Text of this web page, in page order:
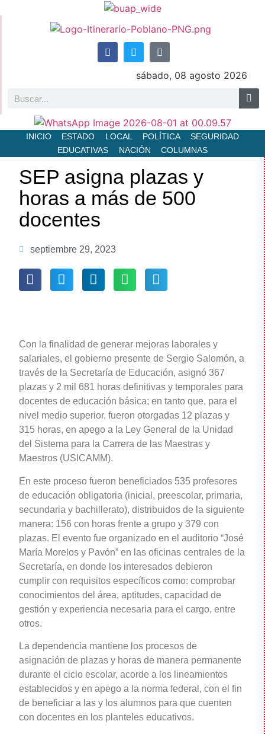
sábado, 08 agosto 2026
INICIO ESTADO LOCAL POLÍTICA
SEGURIDAD
EDUCATIVAS
NACIÓN COLUMNAS
SEP asigna plazas y
horas a más de 500
docentes
septiembre 29, 2023
Con la finalidad de generar mejoras laborales y
salariales, el gobierno presente de Sergio Salomón, a
través de la Secretaría de Educación, asignó 367
plazas y 2 mil 681 horas definitivas y temporales para
docentes de educación básica; en tanto que, para el
nivel medio superior, fueron otorgadas 12 plazas y
315 horas, en apego a la Ley General de la Unidad
del Sistema para la Carrera de las Maestras y
Maestros (USICAMM).
En este proceso fueron beneficiados 535 profesores
de educación obligatoria (inicial, preescolar, primaria,
secundaria y bachillerato), distribuidos de la siguiente
manera: 156 con horas frente a grupo y 379 con
plazas. El evento fue organizado en el auditorio “José
María Morelos y Pavón” en las oficinas centrales de la
Secretaría, en donde los interesados debieron
cumplir con requisitos específicos como: comprobar
conocimientos del área, aptitudes, capacidad de
gestión y experiencia necesaria para el cargo, entre
otros.
La dependencia mantiene los procesos de
asignación de plazas y horas de manera permanente
durante el ciclo escolar, acorde a los lineamientos
establecidos y en apego a la norma federal, con el fin
de beneficiar a las y los alumnos para que cuenten
con docentes en los planteles educativos.